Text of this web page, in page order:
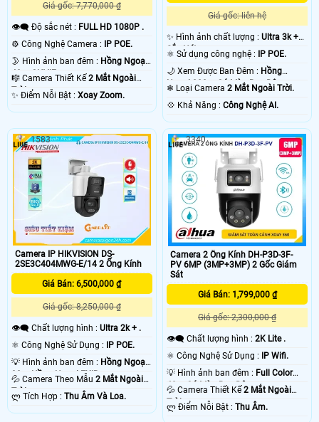
Giá gốc: 7,770,000 ₫
👁️‍🗨 Độ sắc nét : FULL HD 1080P .
⚙ Công Nghệ Camera :
IP POE.
🌛 Hình ảnh ban đêm : Hồng Ngoại
40m ONVIF.
🎼️ Camera Thiết Kế 2 Mắt Ngoài
Trời.
️✨ Điểm Nỗi Bật : Xoay Zoom.
Giá gốc: liên hệ
✨ Hình ảnh chất lượng :Ultra 3k +
Sắc Nét .
⚛️ Sử dụng công nghệ :
IP POE.
🌙 Xem Được Ban Đêm : Hồng
Ngoại 200m Có Màu Ban Ðêm.
❄ Loại Camera2 Mắt Ngoài Trời.
️💠 Khả Năng :Công Nghệ AI.
Camera IP HIKVISION DS-
2SE3C404MWG-E/14 2 Ống Kính
Giá Bán: 6,500,000 ₫
Giá gốc: 8,250,000 ₫
👁️‍🗨 Chất lượng hình : Ultra 2k + .
⚛️ Công Nghệ Sử Dụng :
IP POE.
💡 Hình ảnh ban đêm : Hồng Ngoại
30m Hồng Ngoại EXIR.
💦 Camera Theo Mẫu 2 Mắt Ngoài
Trời.
️ლ Tích Hợp : Thu Âm Và Loa.
1583
Camera 2 Ống Kính DH-P3D-3F-
PV 6MP (3MP+3MP) 2 Gốc Giám
Sát
Giá Bán: 1,799,000 ₫
Giá gốc: 2,300,000 ₫
👁️‍🗨 Chất lượng hình :2K Lite .
⚛️ Công Nghệ Sử Dụng :
IP Wifi.
💡 Hình ảnh ban đêm : Full Color
40m Có Màu Ban Ðêm.
💦 Camera Thiết Kế2 Mắt Ngoài
Trời.
️ლ Điểm Nỗi Bật :Thu Âm.
3340